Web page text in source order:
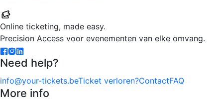
Online ticketing, made easy.
Precision Access voor evenementen van elke omvang.
Need help?
info@your-tickets.beTicket verloren?ContactFAQ
More info